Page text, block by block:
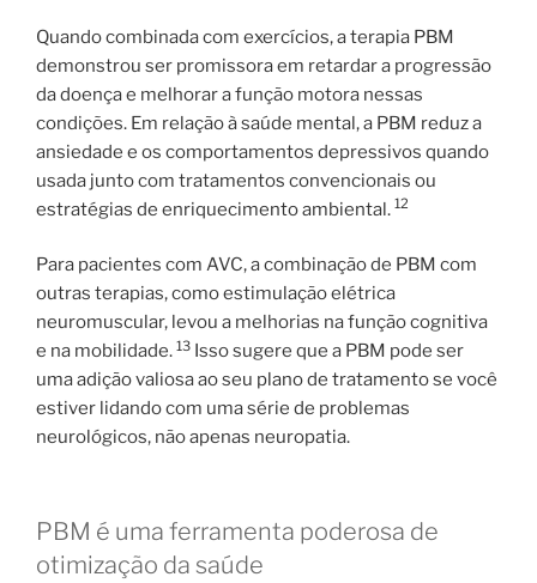
Quando combinada com exercícios, a terapia PBM
demonstrou ser promissora em retardar a progressão
da doença e melhorar a função motora nessas
condições. Em relação à saúde mental, a PBM reduz a
ansiedade e os comportamentos depressivos quando
usada junto com tratamentos convencionais ou
estratégias de enriquecimento ambiental. 12
Para pacientes com AVC, a combinação de PBM com
outras terapias, como estimulação elétrica
neuromuscular, levou a melhorias na função cognitiva
e na mobilidade. 13 Isso sugere que a PBM pode ser
uma adição valiosa ao seu plano de tratamento se você
estiver lidando com uma série de problemas
neurológicos, não apenas neuropatia.
PBM é uma ferramenta poderosa de
otimização da saúde